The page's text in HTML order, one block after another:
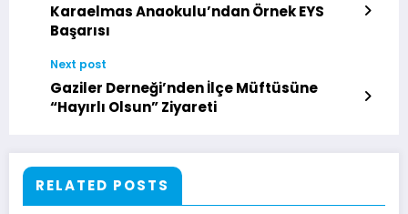
Karaelmas Anaokulu’ndan Örnek EYS
Başarısı
Next post
Gaziler Derneği’nden İlçe Müftüsüne
“Hayırlı Olsun” Ziyareti
RELATED POSTS